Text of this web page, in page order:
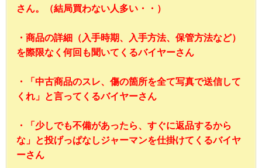
さん。（結局買わない人多い・・）
・商品の詳細（入手時期、入手方法、保管方法など）
を際限なく何回も聞いてくるバイヤーさん
・「中古商品のスレ、傷の箇所を全て写真で送信して
くれ」と言ってくるバイヤーさん
・「少しでも不備があったら、すぐに返品するから
な」と投げっぱなしジャーマンを仕掛けてくるバイヤ
ーさん